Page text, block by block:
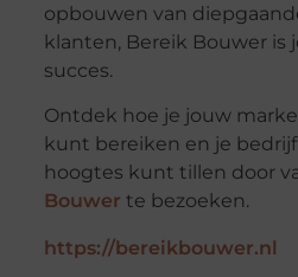
opbouwen van
klanten, Bereik Bouwer is
succes.
Ontdek hoe je jouw
kunt bereiken en je
hoogtes kunt tillen door
Bouwer te bezoeken.
https://bereikbouwer.nl